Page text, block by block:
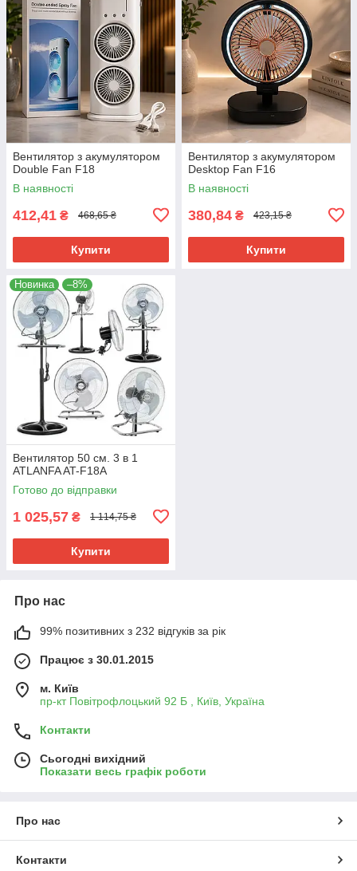
Вентилятор з акумулятором
Double Fan F18
В наявності
412,41 ₴ 468,65 ₴
Купити
Вентилятор з акумулятором
Desktop Fan F16
В наявності
380,84 ₴ 423,15 ₴
Купити
Новинка –8%
Вентилятор 50 см. 3 в 1
ATLANFA AT-F18A
Готово до відправки
1 025,57 ₴ 1 114,75 ₴
Купити
Про нас
99% позитивних з 232 відгуків за рік
Працює з 30.01.2015
м. Київ
пр-кт Повітрофлоцький 92 Б , Київ, Україна
Контакти
Сьогодні вихідний
Показати весь графік роботи
Про нас
Контакти